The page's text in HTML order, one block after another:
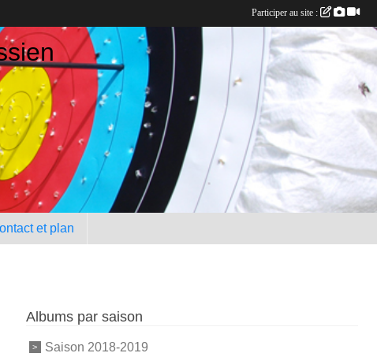
et plan
Albums par saison
Saison 2018-2019
Participer au site :